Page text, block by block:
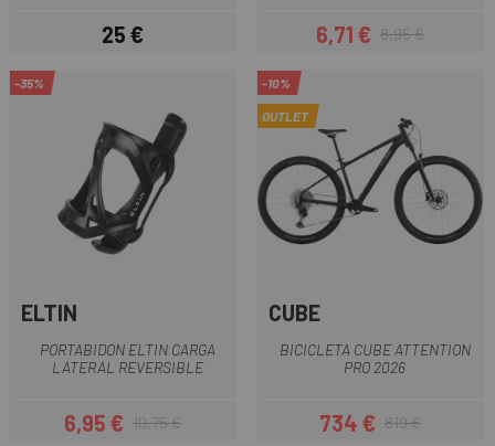
Precio
25 € Precio
6,71 €Precio regular
8,95 €
-35%
ELTIN
PORTABIDON ELTIN CARGA
LATERAL REVERSIBLE
Precio
6,95 €Precio regular
10,75 €
-10%
OUTLET
CUBE
BICICLETA CUBE ATTENTION
PRO 2026
Precio
734 €Precio regular
819 €